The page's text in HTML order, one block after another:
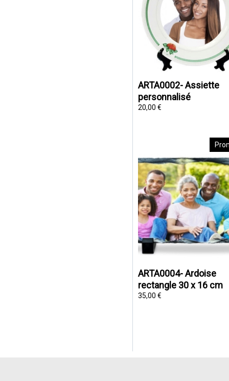
ARTA0002- Assiette
personnalisé
20,00 €
ARTA0004- Ardoise
rectangle 30 x 16 cm
35,00 €